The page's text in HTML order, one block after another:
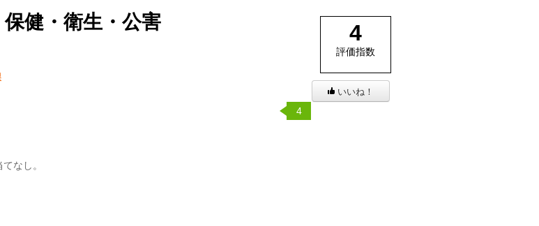
健・衛生・公害
なし。
4
評価指数
いいね！
4